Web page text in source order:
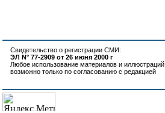
Свидетельство о регистрации СМИ:
ЭЛ N° 77-2909 от 26 июня 2000 г
Любое использование материалов и иллюстраций
возможно только по согласованию с редакцией